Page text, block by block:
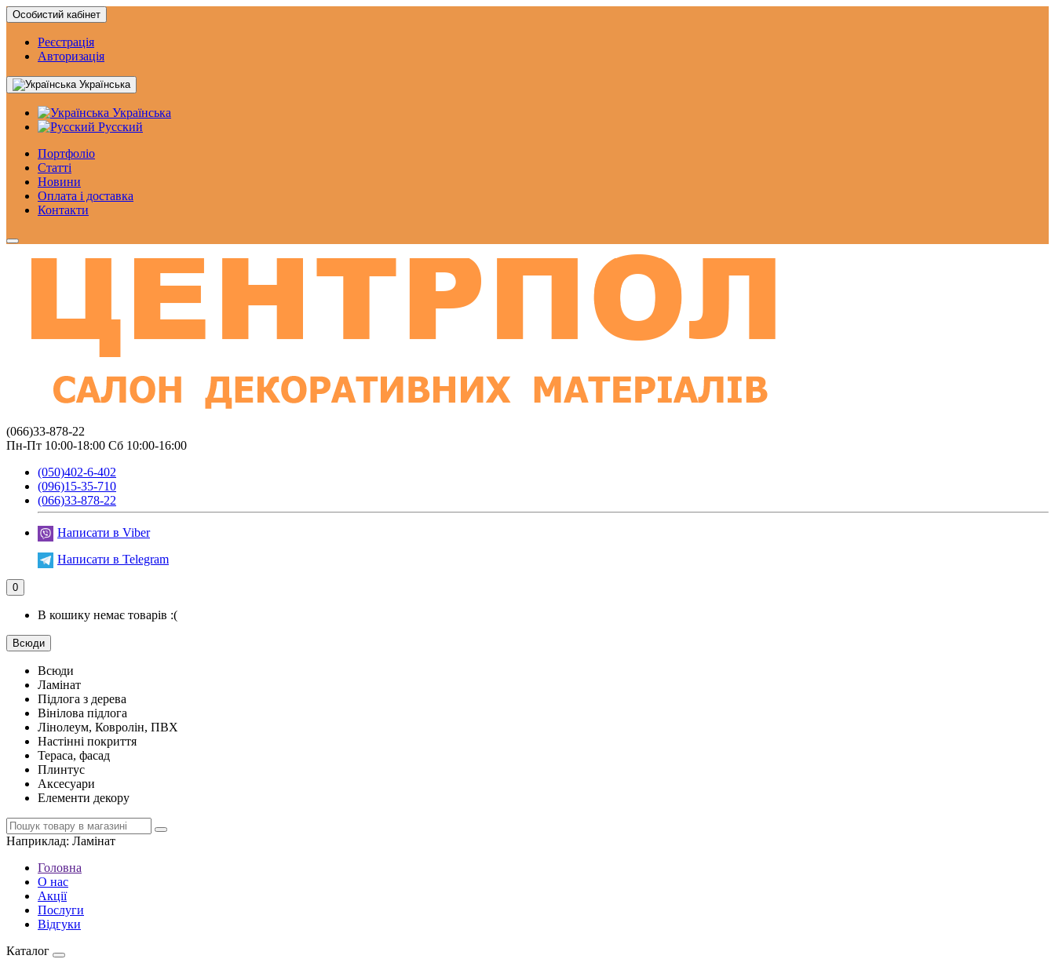
Особистий кабінет
Реєстрація
Авторизація
Українська
Українська
Русский
Портфоліо
Статтi
Новини
Оплата і доставка
Контакти
(066)33-878-22
Пн-Пт 10:00-18:00 Сб 10:00-16:00
(050)402-6-402
(096)15-35-710
(066)33-878-22
Написати в Viber
Написати в Telegram
0
В кошику немає товарів :(
Всюди
Всюди
Ламінат
Підлога з дерева
Вінілова підлога
Лінолеум, Ковролін, ПВХ
Настінні покриття
Тераса, фасад
Плинтус
Аксесуари
Елементи декору
Наприклад: Ламінат
Головна
О нас
Акції
Послуги
Відгуки
Каталог